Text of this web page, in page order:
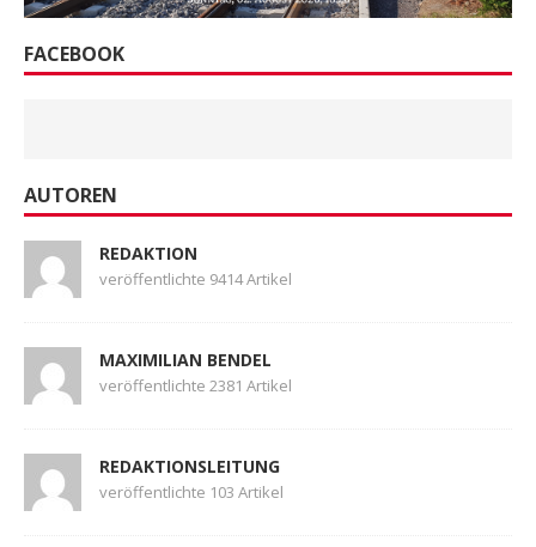
FACEBOOK
AUTOREN
REDAKTION
veröffentlichte 9414 Artikel
MAXIMILIAN BENDEL
veröffentlichte 2381 Artikel
REDAKTIONSLEITUNG
veröffentlichte 103 Artikel